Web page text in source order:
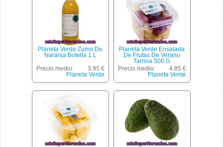
Planeta Verde Zumo De
Naranja Botella 1 L
Precio medio:
3.95 €
Planeta Verde
Planeta Verde Ensalada
De Frutas De Verano
Tarrina 500 G
Precio medio:
4.85 €
Planeta Verde